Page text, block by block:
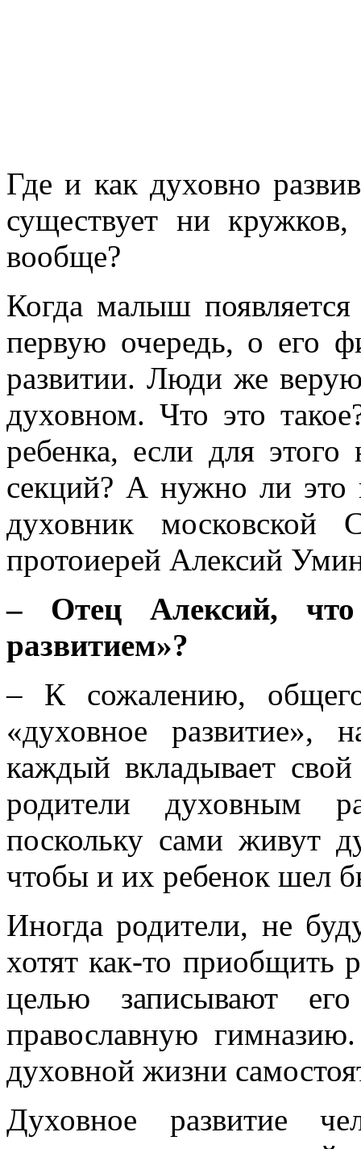
Где и как духовно
существует ни
вообще?
Когда малыш появляется
первую очередь, о его
развитии. Люди же
духовном. Что это
ребенка, если для
секций? А нужно ли это
духовник московской
протоиерей Алексий
– Отец Алексий,
развитием»?
– К сожалению,
«духовное развитие»,
каждый вкладывает
родители духовным
поскольку сами живут
чтобы и их ребенок шел
Иногда родители, не
хотят как-то приобщить
целью записывают
православную
духовной жизни
Духовное развитие